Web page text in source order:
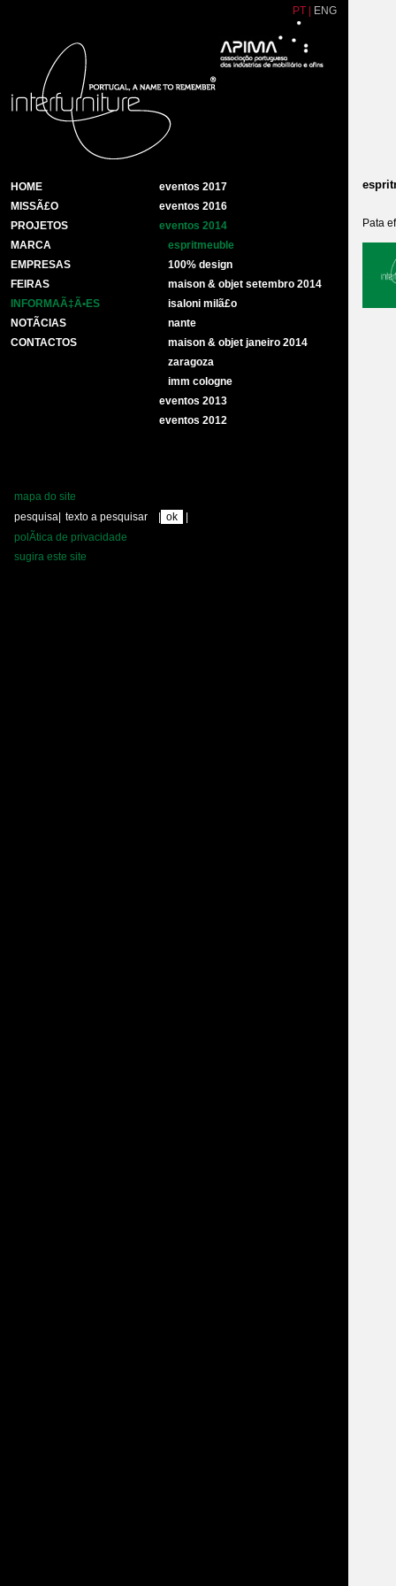
PT ENG
HOME
MISSÃ£O
PROJETOS
MARCA
EMPRESAS
FEIRAS
INFORMAÃ‡Ã•ES
NOTÃ­CIAS
CONTACTOS
eventos 2017
eventos 2016
eventos 2014
espritmeuble
100% design
maison & objet setembro 2014
isaloni milã£o
nante
maison & objet janeiro 2014
zaragoza
imm cologne
eventos 2013
eventos 2012
mapa do site
pesquisa
polÃ­tica de privacidade
sugira este site
Pata